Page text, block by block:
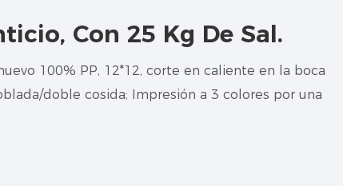
Con 25 Kg De Sal.
100% PP, 12*12, corte en caliente en la boca
doble cosida; Impresión a 3 colores por una